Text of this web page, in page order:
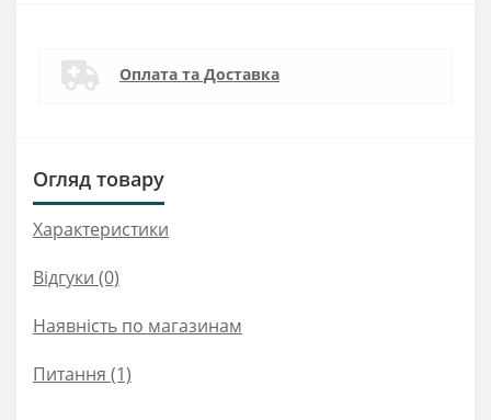
Оплата та Доставка
Огляд товару
Характеристики
Відгуки (0)
Наявність по магазинам
Питання (1)